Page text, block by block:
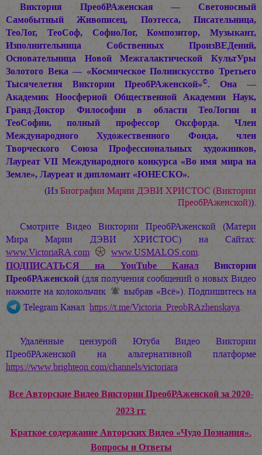
Виктория ПреобРАженская — Светоносный
Самобытный Живописец, Поэтесса, Писательница,
ТеоЛог, ТеоСоф, СофиоЛог, Композитор, Музыкант,
Изполнительница Собственных ПроизВЕДений,
Основательница Новой Межгалактической КультУры
Золотого Века — «Космическое Полиискусство Третьего
Тысячелетия Виктории ПреобРАженской»©. Она —
Академик Ноосферной Общественной Академии Наук,
Гранд-Доктор Философии в области ТеоЛогии и
ТеоСофии, полный профессор Оксфорда. Член
Международного Художественного Фонда, член
Творческого Союза Профессиональных художников,
Лауреат VII Международного конкурса «Во имя мира на
Земле», Лауреат и дипломант «ЮНЕСКО».
(ИзБиографииМарии ДЭВИ ХРИСТОС (Виктории
ПреобРАженской)).
Смотрите Видео Виктории ПреобРАженской (Матери
МираМарии ДЭВИ ХРИСТОС) на Сайтах:
www.VictoriaRA.com
www.USMALOS.com.
ПОДПИСАТЬСЯ на YouTube КаналВиктории
ПреобРАженской (для получения сообщений о новых Видео
нажмите на колокольчик
выбрав «Всё»). Подпишитесь на
Telegram Канал https://t.me/Victoria_PreobRAzhenskaya.
Удалённые цензурой Ютуба Видео Виктории
ПреобРАженской на альтернативной платформе
https://www.brighteon.com/channels/victoriara
Все Авторские Видео Виктории ПреобРАженской за 2020-
2023 гг.
Краткое содержание Авторских Видео «Чудо Познания».
Вопросы и Ответы